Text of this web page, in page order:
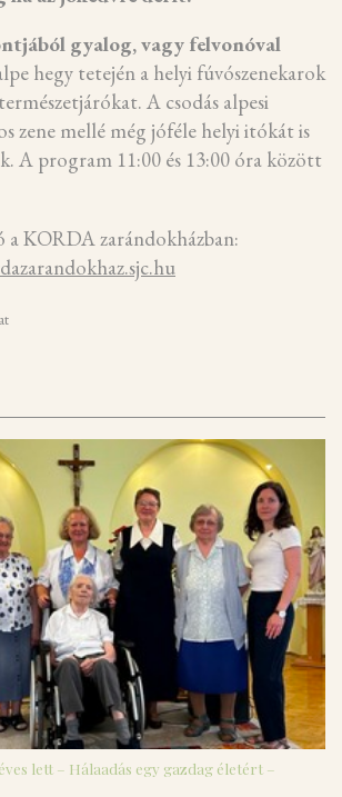
gyalog, vagy felvonóval
hegy tetején a helyi fúvószenekarok
A csodás alpesi
zene mellé még jóféle helyi itókát is
A program 11:00 és 13:00 óra között
a KORDA zarándokházban:
lett – Hálaadás egy gazdag életért –